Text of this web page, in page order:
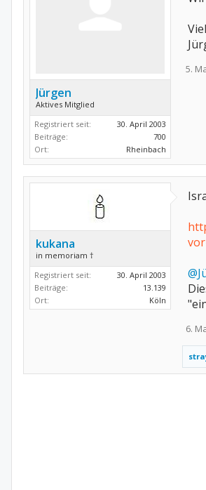
Jürgen
Aktives Mitglied
Registriert seit:
30. April 2003
Beiträge:
700
Ort:
Rheinbach
5.
kukana
in memoriam †
Registriert seit:
30. April 2003
Beiträge:
13.139
Ort:
Köln
6.